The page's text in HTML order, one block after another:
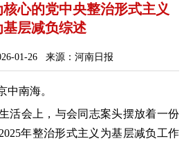
心的党中央整治形式主义
基层减负综述
01-26 来源：河南日报
南海。
会上，与会同志案头摆放着一份
年整治形式主义为基层减负工作